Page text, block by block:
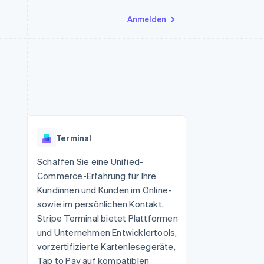
Anmelden
Radar
Start-up-Gründung
Climate
CO₂-Entnahme
Identity
Online-Identitätsprüfung
API-Status
Terminal
Schaffen Sie eine Unified-
Commerce-Erfahrung für Ihre
Kundinnen und Kunden im Online-
sowie im persönlichen Kontakt.
Stripe Terminal bietet Plattformen
und Unternehmen Entwicklertools,
vorzertifizierte Kartenlesegeräte,
Tap to Pay auf kompatiblen